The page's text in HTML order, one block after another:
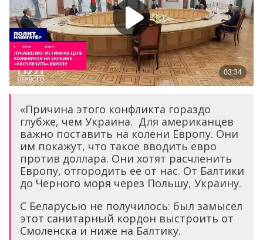
«Причина этого конфликта гораздо
глубже, чем Украина. Для американцев
важно поставить на колени Европу. Они
им покажут, что такое вводить евро
против доллара. Они хотят расчленить
Европу, отгородить ее от нас. От Балтики
до Черного моря через Польшу, Украину.
С Беларусью не получилось: был замысел
этот санитарный кордон выстроить от
Смоленска и ниже на Балтику.